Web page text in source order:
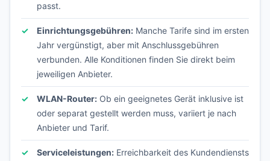
passt.
Einrichtungsgebühren: Manche Tarife sind im ersten
Jahr vergünstigt, aber mit Anschlussgebühren
verbunden. Alle Konditionen finden Sie direkt beim
jeweiligen Anbieter.
WLAN-Router: Ob ein geeignetes Gerät inklusive ist
oder separat gestellt werden muss, variiert je nach
Anbieter und Tarif.
Serviceleistungen: Erreichbarkeit des Kundendiensts